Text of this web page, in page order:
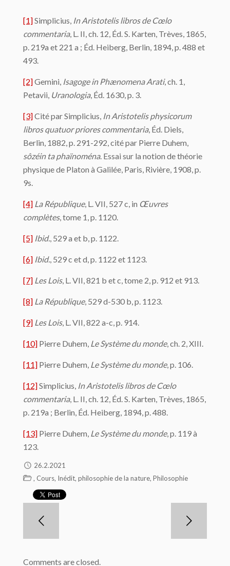
[1]Simplicius, In Aristotelis libros de Cœlo
commentaria, L. II, ch. 12, Éd. S. Karten, Trèves, 1865,
p. 219a et 221 a ; Éd. Heiberg, Berlin, 1894, p. 488 et
493.
[2]Gemini, Isagoge in Phænomena Arati, ch. 1,
Petavii, Uranologia, Éd. 1630, p. 3.
[3]Cité par Simplicius, In Aristotelis physicorum
libros quatuor priores commentaria, Éd. Diels,
Berlin, 1882, p. 291-292, cité par Pierre Duhem,
sôzéin ta phaïnoména. Essai sur la notion de théorie
physique de Platon à Galilée, Paris, Rivière, 1908, p.
9s.
[4] La République, L. VII, 527 c, in Œuvres
complètes, tome 1, p. 1120.
[5] Ibid., 529 a et b, p. 1122.
[6] Ibid., 529 c et d, p. 1122 et 1123.
[7] Les Lois, L. VII, 821 b et c, tome 2, p. 912 et 913.
[8] La République, 529 d-530 b, p. 1123.
[9] Les Lois, L. VII, 822 a-c, p. 914.
[10] Pierre Duhem, Le Système du monde, ch. 2, XIII.
[11] Pierre Duhem, Le Système du monde, p. 106.
[12]Simplicius, In Aristotelis libros de Cœlo
commentaria, L. II, ch. 12, Éd. S. Karten, Trèves, 1865,
p. 219a ; Berlin, Éd. Heiberg, 1894, p. 488.
[13] Pierre Duhem, Le Système du monde, p. 119 à
123.
26.2.2021
, Cours, Inédit, philosophie de la nature, Philosophie
Comments are closed.